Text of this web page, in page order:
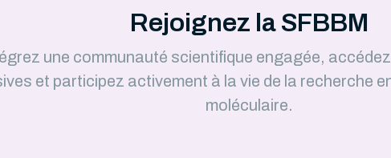
Rejoignez la SFBBM
une communauté scientifique engagée,
et participez activement à la vie de la recherche
moléculaire.